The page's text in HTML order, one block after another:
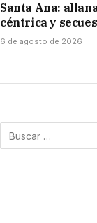
Santa Ana:
céntrica y
6 de agosto de 2026